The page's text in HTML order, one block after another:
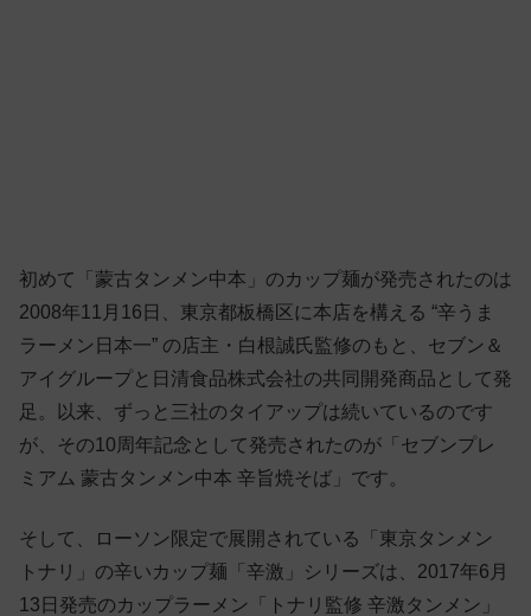
初めて「蒙古タンメン中本」のカップ麺が発売されたのは
2008年11月16日、東京都板橋区に本店を構える “辛うま
ラーメン日本一” の店主・白根誠氏監修のもと、セブン＆
アイグループと日清食品株式会社の共同開発商品として発
足。以来、ずっと三社のタイアップは続いているのです
が、その10周年記念として発売されたのが「セブンプレ
ミアム 蒙古タンメン中本 辛旨焼そば」です。
そして、ローソン限定で展開されている「東京タンメン
トナリ」の辛いカップ麺「辛激」シリーズは、2017年6月
13日発売のカップラーメン「トナリ監修 辛激タンメン」